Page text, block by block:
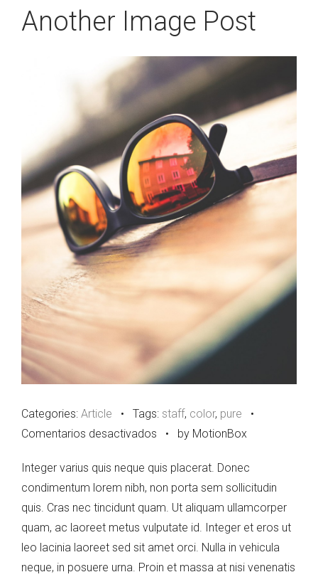
Another Image Post
Categories: Article • Tags: staff, color, pure •
Comentarios desactivados en
Image
Post
• by MotionBox
Integer varius quis neque quis placerat. Donec
condimentum lorem nibh, non porta sem sollicitudin
quis. Cras nec tincidunt quam. Ut aliquam ullamcorper
quam, ac laoreet metus vulputate id. Integer et eros ut
leo lacinia laoreet sed sit amet orci. Nulla in vehicula
neque, in posuere urna. Proin et massa at nisi venenatis